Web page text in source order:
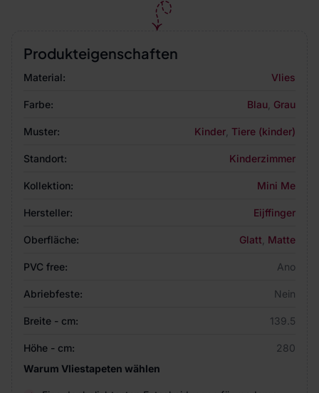
Produkteigenschaften
Material: Vlies
Farbe: Blau Grau
Muster: Kinder Tiere (kinder)
Standort: Kinderzimmer
Kollektion: Mini Me
Hersteller: Eijffinger
Oberfläche: Glatt Matte
PVC free: Ano
Abriebfeste: Nein
Breite - cm: 139.5
Höhe - cm:
280
Warum Vliestapeten wählen